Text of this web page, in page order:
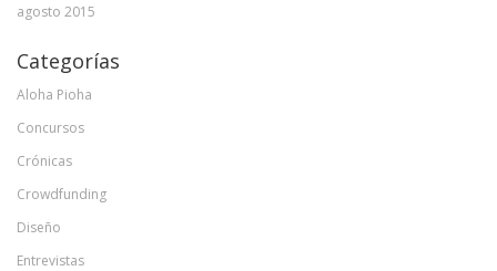
agosto 2015
Categorías
Aloha Pioha
Concursos
Crónicas
Crowdfunding
Diseño
Entrevistas